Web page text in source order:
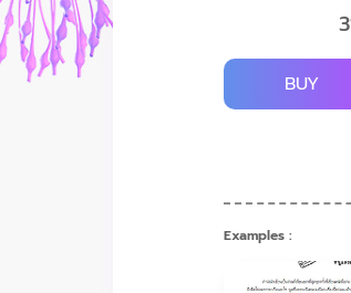
BUY
Examples :